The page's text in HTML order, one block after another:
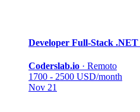
Developer Full-Stack .NET
Coderslab.io · Remoto
1700 - 2500 USD/month
Nov 21